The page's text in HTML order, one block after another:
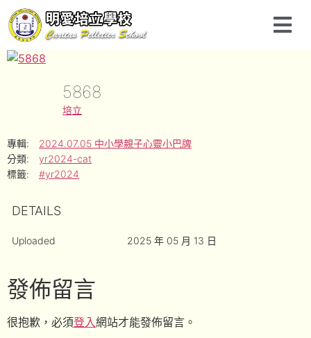
5868
培立
專輯:
2024.07.05 中小學親子心靈小巴牌
分類:
yr2024-cat
標籤:
#yr2024
DETAILS
Uploaded 2025 年 05 月 13 日
發佈留言
很抱歉，必須登入網站才能發佈留言。